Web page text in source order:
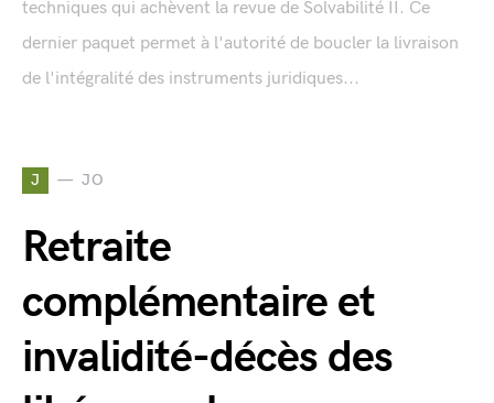
techniques qui achèvent la revue de Solvabilité II. Ce
dernier paquet permet à l'autorité de boucler la livraison
de l'intégralité des instruments juridiques...
J JO
Retraite
complémentaire et
invalidité-décès des